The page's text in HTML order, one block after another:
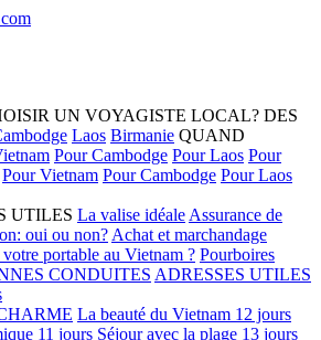
UN VOYAGISTE LOCAL? DES
Laos Birmanie QUAND
Pour Cambodge Pour Laos Pour
Pour Vietnam Pour Cambodge Pour Laos
UTILES La valise idéale Assurance de
oui ou non? Achat et marchandage
portable au Vietnam ? Pourboires
CONDUITES ADRESSES UTILES
La beauté du Vietnam 12 jours
11 jours Séjour avec la plage 13 jours